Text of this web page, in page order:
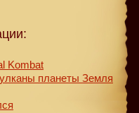
Kombat
планеты Земля